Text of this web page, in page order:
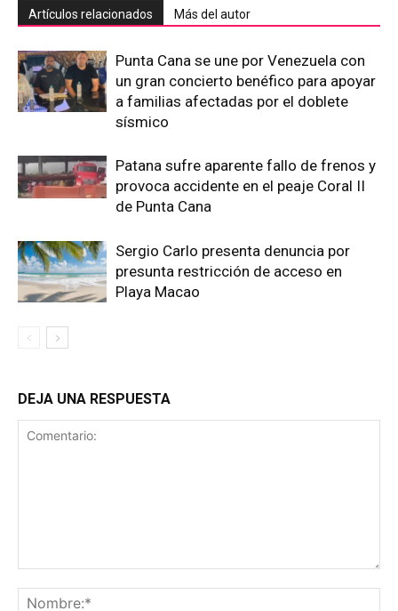
Artículos relacionados Más del autor
Punta Cana se une por Venezuela con
un gran concierto benéfico para apoyar
a familias afectadas por el doblete
sísmico
Patana sufre aparente fallo de frenos y
provoca accidente en el peaje Coral II
de Punta Cana
Sergio Carlo presenta denuncia por
presunta restricción de acceso en
Playa Macao
DEJA UNA RESPUESTA